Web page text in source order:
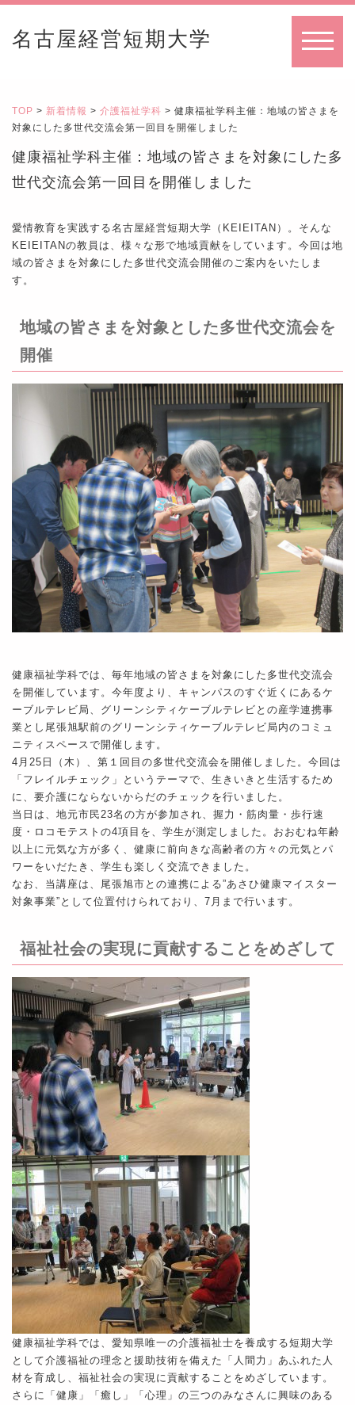
名古屋経営短期大学
TOP > 新着情報 > 介護福祉学科 > 健康福祉学科主催：地域の皆さまを
対象にした多世代交流会第一回目を開催しました
健康福祉学科主催：地域の皆さまを対象にした多
世代交流会第一回目を開催しました
愛情教育を実践する名古屋経営短期大学（KEIEITAN）。そんな
KEIEITANの教員は、様々な形で地域貢献をしています。今回は地
域の皆さまを対象にした多世代交流会開催のご案内をいたしま
す。
地域の皆さまを対象とした多世代交流会を
開催
健康福祉学科では、毎年地域の皆さまを対象にした多世代交流会
を開催しています。今年度より、キャンパスのすぐ近くにあるケ
ーブルテレビ局、グリーンシティケーブルテレビとの産学連携事
業とし尾張旭駅前のグリーンシティケーブルテレビ局内のコミュ
ニティスペースで開催します。
4月25日（木）、第１回目の多世代交流会を開催しました。今回は
「フレイルチェック」というテーマで、生きいきと生活するため
に、要介護にならないからだのチェックを行いました。
当日は、地元市民23名の方が参加され、握力・筋肉量・歩行速
度・ロコモテストの4項目を、学生が測定しました。おおむね年齢
以上に元気な方が多く、健康に前向きな高齢者の方々の元気とパ
ワーをいだたき、学生も楽しく交流できました。
なお、当講座は、尾張旭市との連携による”あさひ健康マイスター
対象事業”として位置付けられており、7月まで行います。
福祉社会の実現に貢献することをめざして
健康福祉学科では、愛知県唯一の介護福祉士を養成する短期大学
として介護福祉の理念と援助技術を備えた「人間力」あふれた人
材を育成し、福祉社会の実現に貢献することをめざしています。
さらに「健康」「癒し」「心理」の三つのみなさんに興味のある